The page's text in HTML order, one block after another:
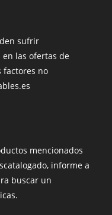
sufrir
las ofertas de
factores no
mencionados
informe a
buscar un